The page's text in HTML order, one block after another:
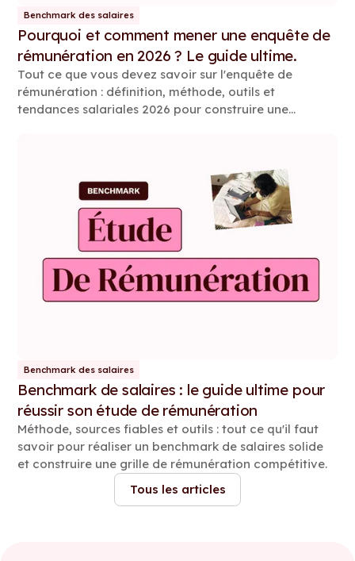
Benchmark des salaires
Pourquoi et comment mener une enquête de
rémunération en 2026 ? Le guide ultime.
Tout ce que vous devez savoir sur l'enquête de
rémunération : définition, méthode, outils et
tendances salariales 2026 pour construire une
Benchmark des salaires
Benchmark de salaires : le guide ultime pour
réussir son étude de rémunération
Méthode, sources fiables et outils : tout ce qu'il faut
savoir pour réaliser un benchmark de salaires solide
et construire une grille de rémunération compétitive.
Tous les articles